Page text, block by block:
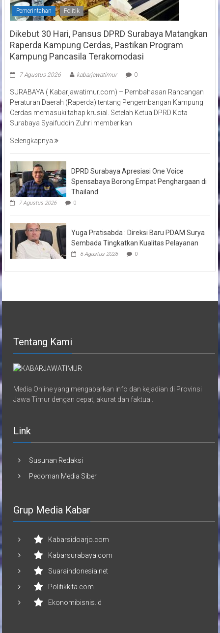
Pemerintahan Politik
Dikebut 30 Hari, Pansus DPRD Surabaya Matangkan
Raperda Kampung Cerdas, Pastikan Program
Kampung Pancasila Terakomodasi
7 Agustus 2026 kabarjawatimur 0
SURABAYA ( Kabarjawatimur.com) – Pembahasan Rancangan
Peraturan Daerah (Raperda) tentang Pengembangan Kampung
Cerdas memasuki tahap krusial. Setelah Ketua DPRD Kota
Surabaya Syaifuddin Zuhri memberikan
Selengkapnya
DPRD Surabaya Apresiasi One Voice
Spensabaya Borong Empat Penghargaan di
Thailand
7 Agustus 2026 0
Yuga Pratisabda : Direksi Baru PDAM Surya
Sembada Tingkatkan Kualitas Pelayanan
6 Agustus 2026 0
Tentang Kami
Media Online yang mengabarkan info dan kejadian di Provinsi
Jawa Timur dengan cepat, akurat dan faktual.
Link
Susunan Redaksi
Pedoman Media Siber
Grup Media Kabar
Kabarsidoarjo.com
Kabarsurabaya.com
Suaraindonesia.net
Politikkita.com
Ekonomibisnis.id